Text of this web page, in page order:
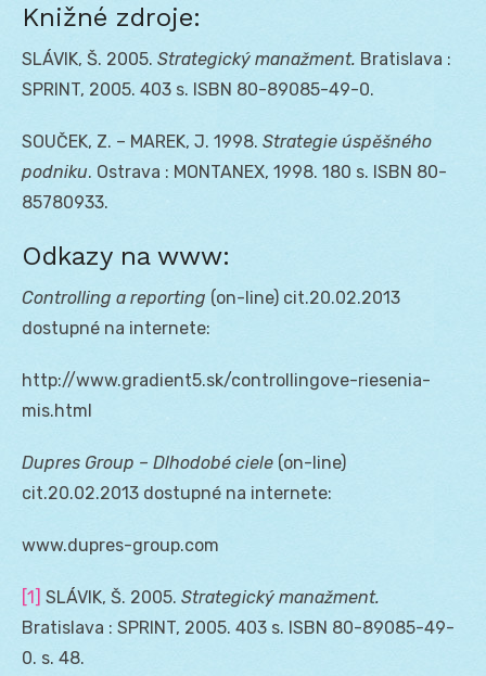
Knižné zdroje:
SLÁVIK, Š. 2005. Strategický manažment. Bratislava :
SPRINT, 2005. 403 s. ISBN 80-89085-49-0.
SOUČEK, Z. – MAREK, J. 1998. Strategie úspěšného
podniku. Ostrava : MONTANEX, 1998. 180 s. ISBN 80-
85780933.
Odkazy na www:
Controlling a reporting (on-line) cit.20.02.2013
dostupné na internete:
http://www.gradient5.sk/controllingove-riesenia-
mis.html
Dupres Group – Dlhodobé ciele (on-line)
cit.20.02.2013 dostupné na internete:
www.dupres-group.com
[1] SLÁVIK, Š. 2005. Strategický manažment.
Bratislava : SPRINT, 2005. 403 s. ISBN 80-89085-49-
0. s. 48.